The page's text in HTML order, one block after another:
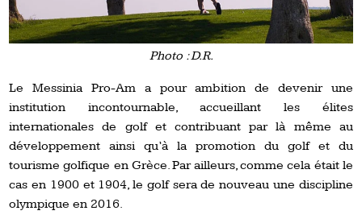
Photo : D.R.
Le Messinia Pro-Am a pour ambition de devenir une
institution incontournable, accueillant les élites
internationales de golf et contribuant par là même au
développement ainsi qu’à la promotion du golf et du
tourisme golfique en Grèce. Par ailleurs, comme cela était le
cas en 1900 et 1904, le golf sera de nouveau une discipline
olympique en 2016.